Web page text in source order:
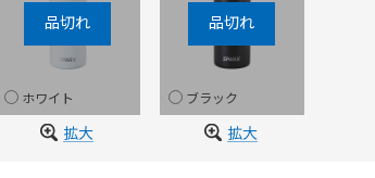
ホワイト
拡大
ブラック
拡大